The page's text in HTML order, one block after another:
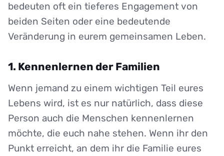
bedeuten oft ein tieferes Engagement von
beiden Seiten oder eine bedeutende
Veränderung in eurem gemeinsamen Leben.
1. Kennenlernen der Familien
Wenn jemand zu einem wichtigen Teil eures
Lebens wird, ist es nur natürlich, dass diese
Person auch die Menschen kennenlernen
möchte, die euch nahe stehen. Wenn ihr den
Punkt erreicht, an dem ihr die Familie eures